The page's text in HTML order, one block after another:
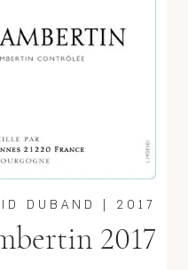
2017
|
DUBAND
2017